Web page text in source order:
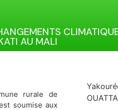
AU MALI
rurale de
soumise aux